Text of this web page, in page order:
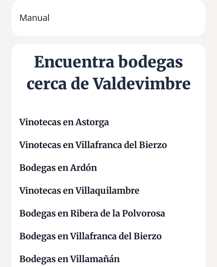
o
l
e
Manual
Encuentra bodegas
cerca de Valdevimbre
Vinotecas en Astorga
Vinotecas en Villafranca del Bierzo
Bodegas en Ardón
Vinotecas en Villaquilambre
Bodegas en Ribera de la Polvorosa
Bodegas en Villafranca del Bierzo
Bodegas en Villamañán